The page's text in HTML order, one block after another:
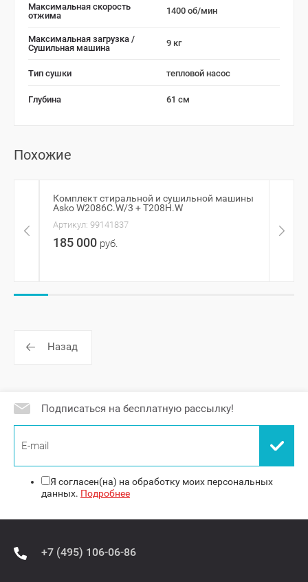
Максимальная скорость
отжима
1400 об/мин
Максимальная загрузка /
Сушильная машина
9 кг
Тип сушки тепловой насос
Глубина 61 см
Похожие
Комплект стиральной и сушильной машины
Asko W2086C.W/3 + T208H.W
Артикул: 99141837
185 000 руб.
Назад
Подписаться на бесплатную рассылку!
Я согласен(на) на обработку моих персональных
данных. Подробнее
+7 (495) 106-06-86